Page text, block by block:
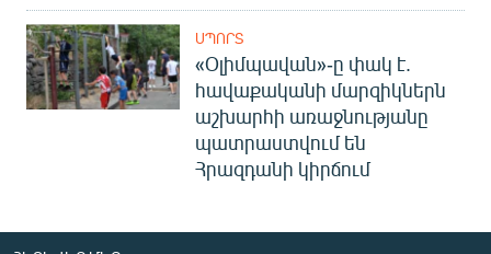
ՍՊՈՐՏ
«Օլիմպավան»-ը փակ է.
հավաքականի մարզիկներն
աշխարհի առաջնությանը
պատրաստվում են
Հրազդանի կիրճում